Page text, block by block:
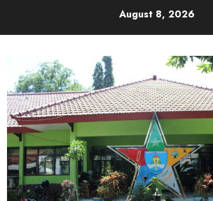
August 8, 2026